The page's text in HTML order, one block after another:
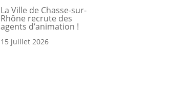
La Ville de Chasse-sur-
Rhône recrute des
agents d’animation !
15 juillet 2026